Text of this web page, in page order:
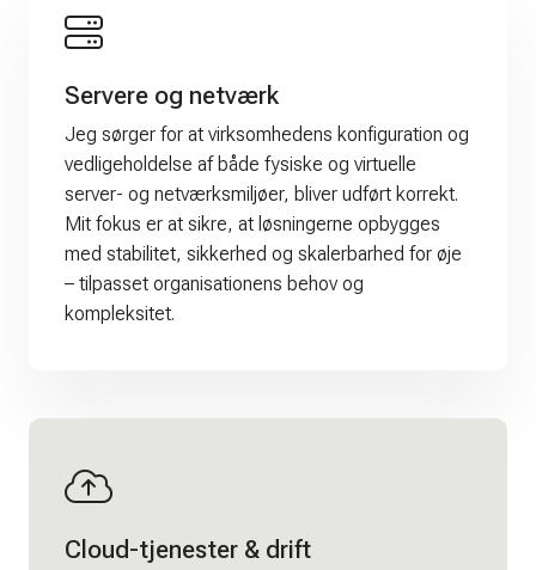
Servere og netværk
Jeg sørger for at virksomhedens konfiguration og
vedligeholdelse af både fysiske og virtuelle
server- og netværksmiljøer, bliver udført korrekt.
Mit fokus er at sikre, at løsningerne opbygges
med stabilitet, sikkerhed og skalerbarhed for øje
– tilpasset organisationens behov og
kompleksitet.
Cloud-tjenester & drift